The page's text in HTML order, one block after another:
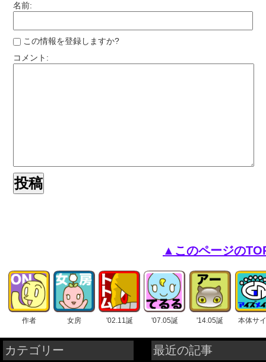
名前:
この情報を登録しますか?
コメント:
▲このページの
作者 女房 '02.11誕 '07.05誕 '14.05誕 本体サ
カテゴリー
最近の記事